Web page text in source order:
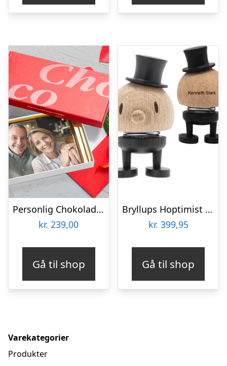
Personlig Chokoladeplade med Billede
kr. 239,00
Gå til shop
Bryllups Hoptimist Gom – small
kr. 399,95
Gå til shop
Varekategorier
Produkter